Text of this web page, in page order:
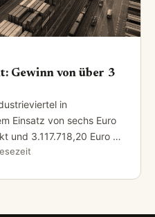
Gewinn von über 3
in
Einsatz von sechs Euro
und 3.117.718,20 Euro …